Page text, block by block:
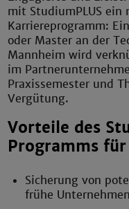
mit StudiumPLUS ein
Karriereprogramm:
oder Master an der
Mannheim wird
im
Praxissemester und
Vergütung.
Vorteile des
Programms
Sicherung von
frühe